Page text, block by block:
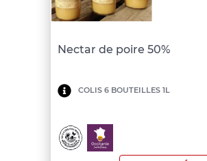
Nectar de poire 50%
Minimum
commande:
150
COLIS 6 BOUTEILLES 1L